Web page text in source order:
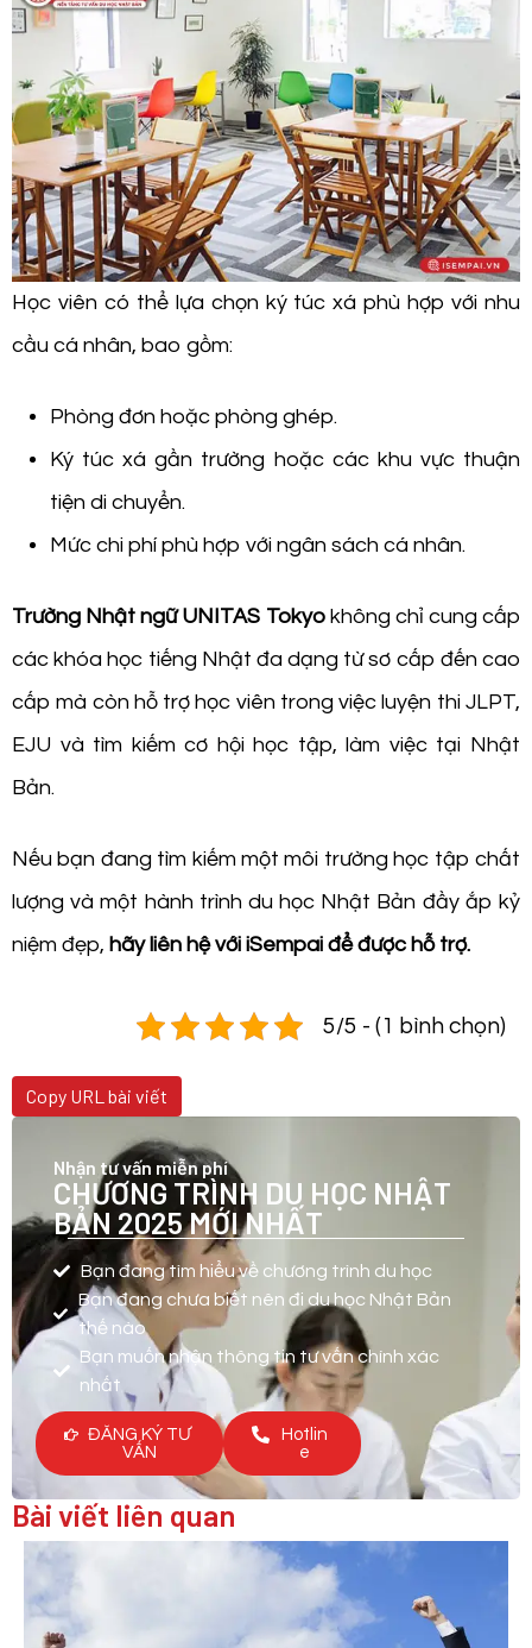
Học viên có thể lựa chọn ký túc xá phù hợp với nhu
cầu cá nhân, bao gồm:
Phòng đơn hoặc phòng ghép.
Ký túc xá gần trường hoặc các khu vực thuận
tiện di chuyển.
Mức chi phí phù hợp với ngân sách cá nhân.
Trường Nhật ngữ UNITAS Tokyokhông chỉ cung cấp
các khóa học tiếng Nhật đa dạng từ sơ cấp đến cao
cấp mà còn hỗ trợ học viên trong việc luyện thi JLPT,
EJU và tìm kiếm cơ hội học tập, làm việc tại Nhật
Bản.
Nếu bạn đang tìm kiếm một môi trường học tập chất
lượng và một hành trình du học Nhật Bản đầy ắp kỷ
niệm đẹp, hãy liên hệ với iSempai để được hỗ trợ.
5/5 - (1 bình chọn)
Copy URL bài viết
Nhận tư vấn miễn phí
CHƯƠNG TRÌNH DU HỌC NHẬT
BẢN 2025 MỚI NHẤT
Bạn đang tìm hiểu về chương trình du học
Bạn đang chưa biết nên đi du học Nhật Bản
thế nào
Bạn muốn nhận thông tin tư vấn chính xác
nhất
ĐĂNG KÝ TƯ
VẤN
Hotlin
e
Bài viết liên quan